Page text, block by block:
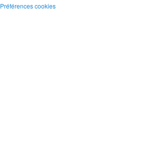
Préférences cookies